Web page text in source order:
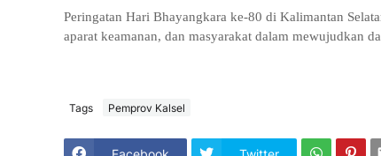
Peringatan Hari Bhayangkara ke-80 di Kalimantan
aparat keamanan, dan masyarakat dalam mewujudkan
Tags Pemprov Kalsel